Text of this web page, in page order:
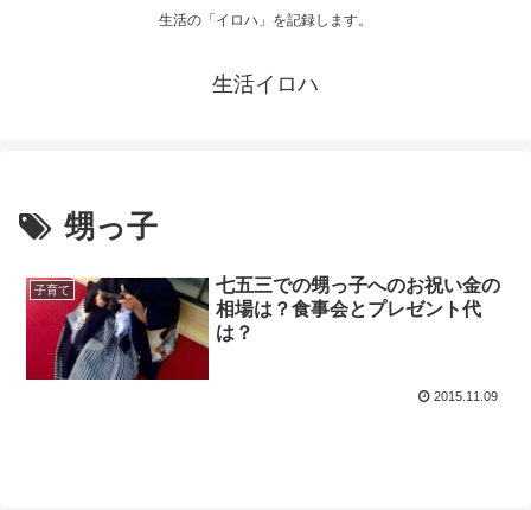
生活の「イロハ」を記録します。
生活イロハ
甥っ子
子育て
七五三での甥っ子へのお祝い金の
相場は？食事会とプレゼント代
は？
2015.11.09